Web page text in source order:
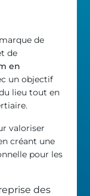
de
de
en
un objectif
lieu tout en
valoriser
créant une
pour les
des